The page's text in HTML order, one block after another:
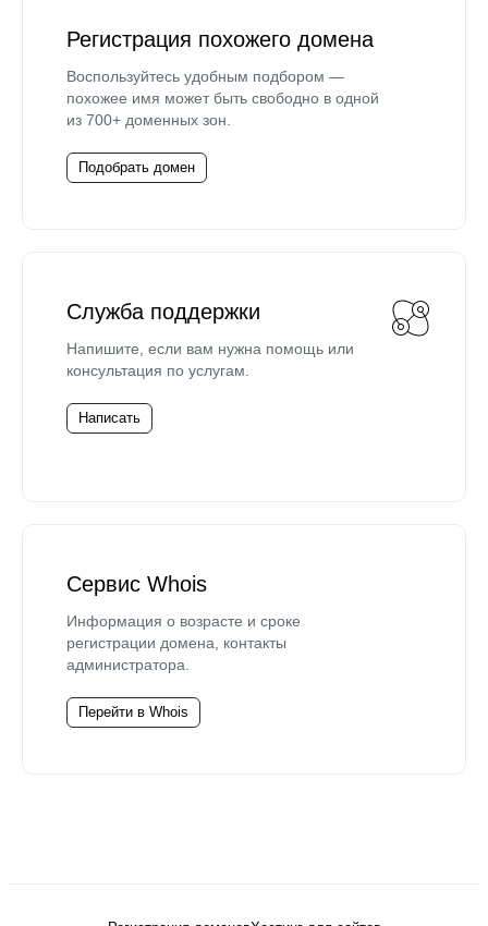
Регистрация похожего домена
Воспользуйтесь удобным подбором —
похожее имя может быть свободно в одной
из 700+ доменных зон.
Подобрать домен
Служба поддержки
Напишите, если вам нужна помощь или
консультация по услугам.
Написать
Сервис Whois
Информация о возрасте и сроке
регистрации домена, контакты
администратора.
Перейти в Whois